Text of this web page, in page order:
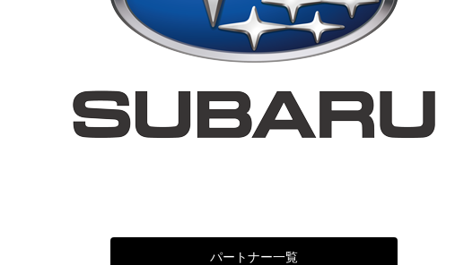
パートナー一覧